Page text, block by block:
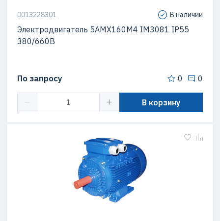
0013228301 В наличии
Электродвигатель 5АМХ160M4 IM3081 IP55
380/660В
По запросу 0 0
В корзину